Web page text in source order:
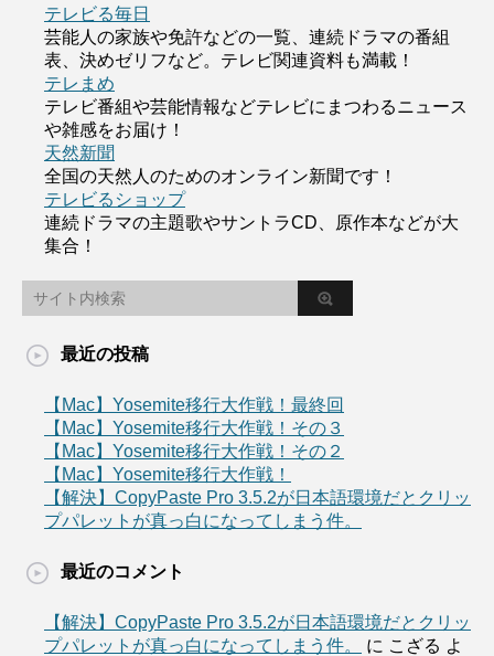
テレビる毎日
芸能人の家族や免許などの一覧、連続ドラマの番組
表、決めゼリフなど。テレビ関連資料も満載！
テレまめ
テレビ番組や芸能情報などテレビにまつわるニュース
や雑感をお届け！
天然新聞
全国の天然人のためのオンライン新聞です！
テレビるショップ
連続ドラマの主題歌やサントラCD、原作本などが大
集合！
最近の投稿
【Mac】Yosemite移行大作戦！最終回
【Mac】Yosemite移行大作戦！その３
【Mac】Yosemite移行大作戦！その２
【Mac】Yosemite移行大作戦！
【解決】CopyPaste Pro 3.5.2が日本語環境だとクリッ
プパレットが真っ白になってしまう件。
最近のコメント
【解決】CopyPaste Pro 3.5.2が日本語環境だとクリッ
プパレットが真っ白になってしまう件。
に こざる よ